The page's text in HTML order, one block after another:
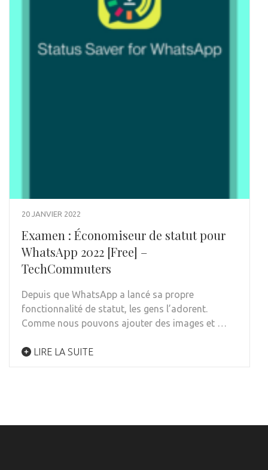
20 JANVIER 2022
Examen : Économiseur de statut pour
WhatsApp 2022 [Free] –
TechCommuters
Depuis que WhatsApp a lancé sa propre
fonctionnalité de statut, les gens l’adorent.
Comme nous pouvons ajouter des images et …
LIRE LA SUITE